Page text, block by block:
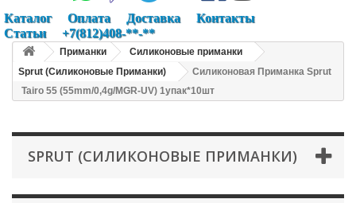
Каталог Оплата Доставка
Контакты
Статьи
+7(812)408-**-**
Приманки
Силиконовые приманки
Sprut (Силиконовые Приманки)
Силиконовая Приманка Sprut
Tairo 55 (55mm/0,4g/MGR-UV) 1упак*10шт
SPRUT (СИЛИКОНОВЫЕ ПРИМАНКИ)